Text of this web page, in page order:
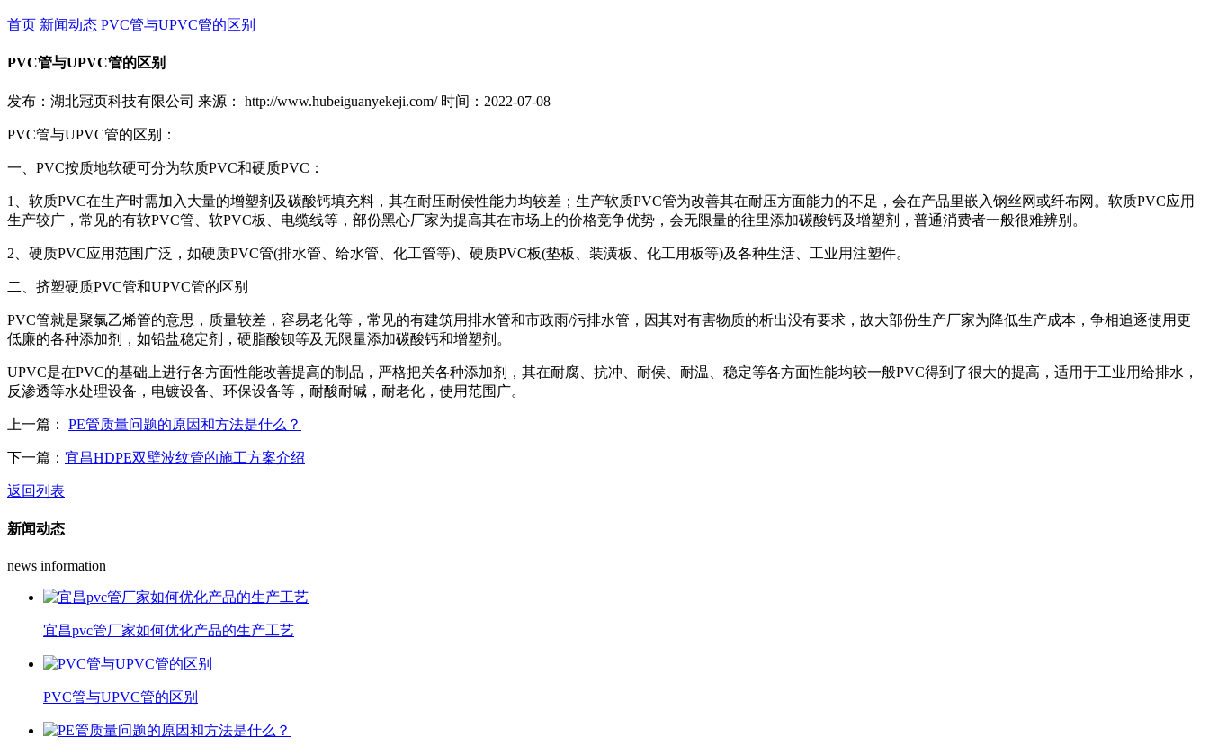
首页 新闻动态 PVC管与UPVC管的区别
PVC管与UPVC管的区别
发布：湖北冠页科技有限公司 来源： http://www.hubeiguanyekeji.com/ 时间：2022-07-08
PVC管与UPVC管的区别：
一、PVC按质地软硬可分为软质PVC和硬质PVC：
1、软质PVC在生产时需加入大量的增塑剂及碳酸钙填充料，其在耐压耐侯性能力均较差；生产软质PVC管为改善其在耐压方面能力的不足，会在产品里嵌入钢丝网或纤布网。软质PVC应用
生产较广，常见的有软PVC管、软PVC板、电缆线等，部份黑心厂家为提高其在市场上的价格竞争优势，会无限量的往里添加碳酸钙及增塑剂，普通消费者一般很难辨别。
2、硬质PVC应用范围广泛，如硬质PVC管(排水管、给水管、化工管等)、硬质PVC板(垫板、装潢板、化工用板等)及各种生活、工业用注塑件。
二、挤塑硬质PVC管和UPVC管的区别
PVC管就是聚氯乙烯管的意思，质量较差，容易老化等，常见的有建筑用排水管和市政雨/污排水管，因其对有害物质的析出没有要求，故大部份生产厂家为降低生产成本，争相追逐使用更
低廉的各种添加剂，如铅盐稳定剂，硬脂酸钡等及无限量添加碳酸钙和增塑剂。
UPVC是在PVC的基础上进行各方面性能改善提高的制品，严格把关各种添加剂，其在耐腐、抗冲、耐侯、耐温、稳定等各方面性能均较一般PVC得到了很大的提高，适用于工业用给排水，
反渗透等水处理设备，电镀设备、环保设备等，耐酸耐碱，耐老化，使用范围广。
上一篇： PE管质量问题的原因和方法是什么？
下一篇： 宜昌HDPE双壁波纹管的施工方案介绍
返回列表
新闻动态
news information
宜昌pvc管厂家如何优化产品的生产工艺
PVC管与UPVC管的区别